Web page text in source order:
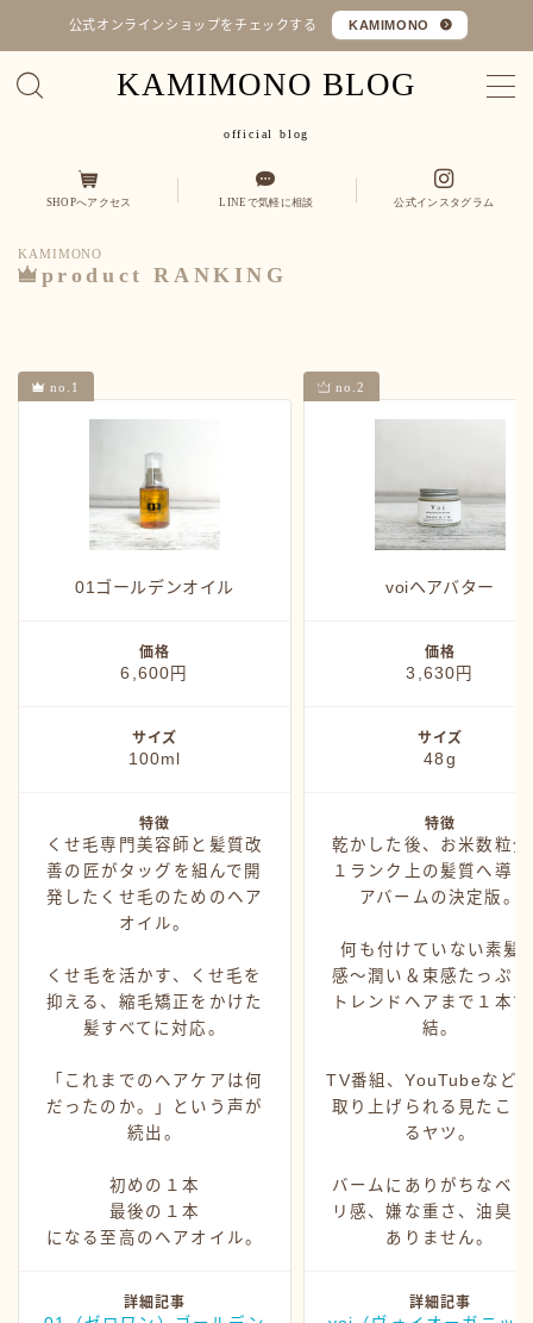
公式オンラインショップをチェックする KAMIMONO
KAMIMONO BLOG
official blog
MENU
Q&A
カミモノ紹介
シャンプー
トリートメント
ヘアグッズ
SHOPへアクセス LINEで気軽に相談 公式インスタグラム
KAMIMONO
product RANKING
no.1
01ゴールデンオイル
価格
6,600円
サイズ
100ml
特徴
くせ毛専門美容師と髪質改
善の匠がタッグを組んで開
発したくせ毛のためのヘア
オイル。
くせ毛を活かす、くせ毛を
抑える、縮毛矯正をかけた
髪すべてに対応。
「これまでのヘアケアは何
だったのか。」という声が
続出。
初めの１本
最後の１本
になる至高のヘアオイル。
詳細記事
no.2
voiヘアバター
価格
3,630円
サイズ
48g
特徴
乾かした後、お米数粒
１ランク上の髪質へ導
アバームの決定版。
何も付けていない素髪
感〜潤い＆束感たっぷ
トレンドヘアまで１本
結。
TV番組、YouTubeなど
取り上げられる見たこ
るヤツ。
バームにありがちなベ
リ感、嫌な重さ、油臭
ありません。
詳細記事